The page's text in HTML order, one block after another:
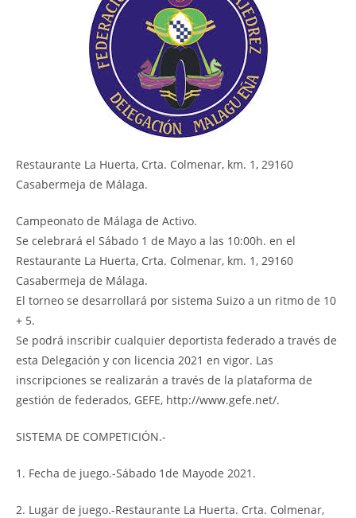
Restaurante La Huerta, Crta. Colmenar, km. 1, 29160
Casabermeja de Málaga.
Campeonato de Málaga de Activo.
Se celebrará el Sábado 1 de Mayo a las 10:00h. en el
Restaurante La Huerta, Crta. Colmenar, km. 1, 29160
Casabermeja de Málaga.
El torneo se desarrollará por sistema Suizo a un ritmo de 10
+ 5.
Se podrá inscribir cualquier deportista federado a través de
esta Delegación y con licencia 2021 en vigor. Las
inscripciones se realizarán a través de la plataforma de
gestión de federados, GEFE, http://www.gefe.net/.
SISTEMA DE COMPETICIÓN.-
1. Fecha de juego.-Sábado 1de Mayode 2021.
2. Lugar de juego.-Restaurante La Huerta. Crta. Colmenar,